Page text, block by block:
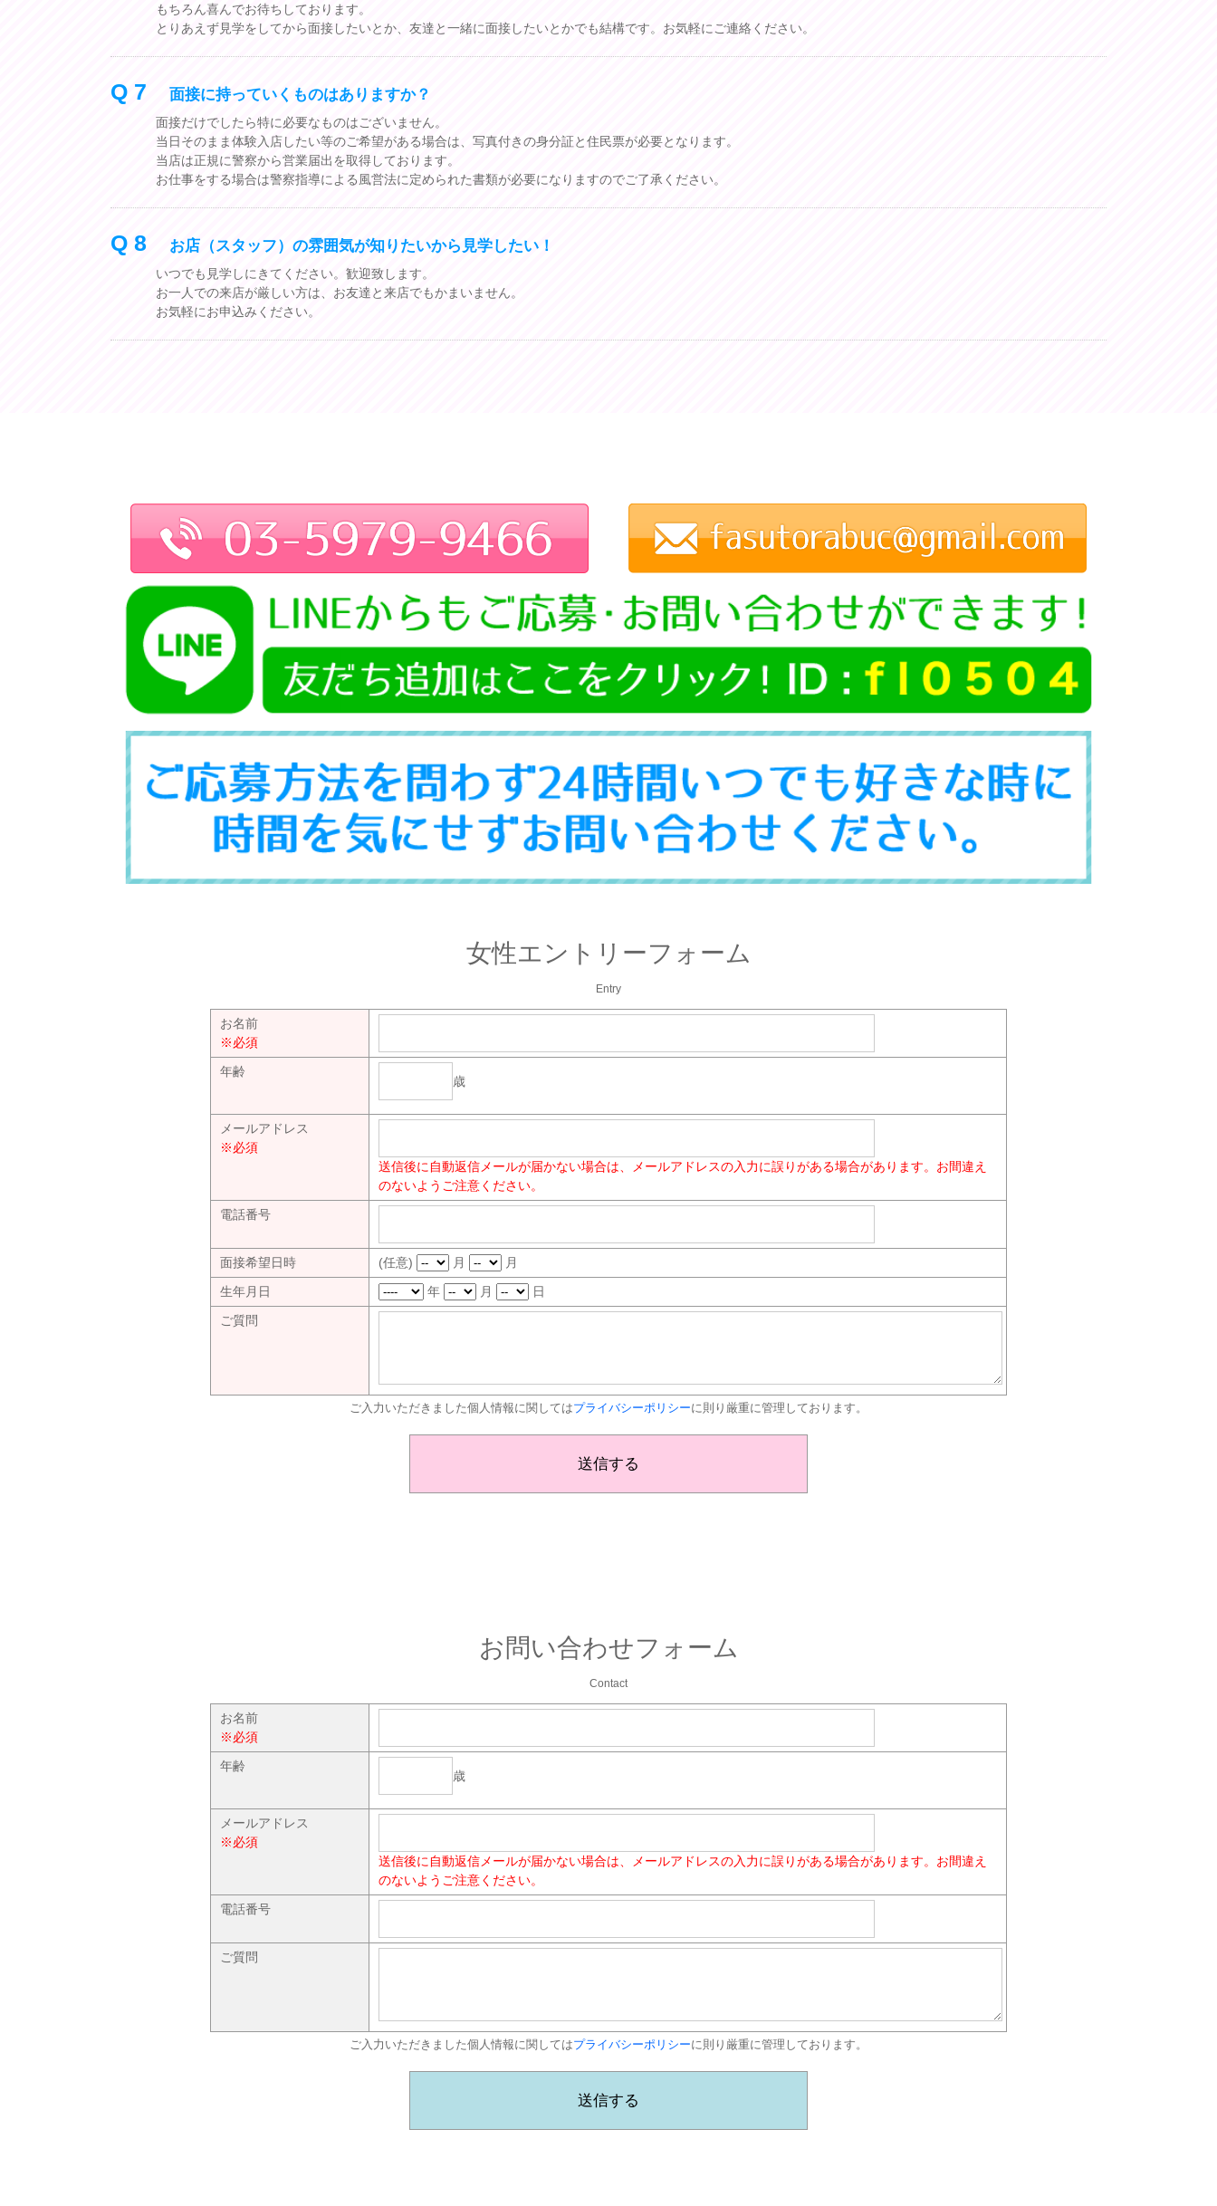
もちろん喜んでお待ちしております。
とりあえず見学をしてから面接したいとか、友達と一緒に面接したいとかでも結構です。お気軽にご連絡ください。
Q 7 面接に持っていくものはありますか？
面接だけでしたら特に必要なものはございません。
当日そのまま体験入店したい等のご希望がある場合は、写真付きの身分証と住民票が必要となります。
当店は正規に警察から営業届出を取得しております。
お仕事をする場合は警察指導による風営法に定められた書類が必要になりますのでご了承ください。
Q 8 お店（スタッフ）の雰囲気が知りたいから見学したい！
いつでも見学しにきてください。歓迎致します。
お一人での来店が厳しい方は、お友達と来店でもかまいません。
お気軽にお申込みください。
女性エントリーフォーム
Entry
お名前
※必須
年齢
歳
メールアドレス
※必須
送信後に自動返信メールが届かない場合は、メールアドレスの入力に誤りがある場合があります。お間違え
のないようご注意ください。
電話番号
面接希望日時 (任意) 月
月
生年月日
年 月
日
ご質問
ご入力いただきました個人情報に関してはプライバシーポリシーに則り厳重に管理しております。
お問い合わせフォーム
Contact
お名前
※必須
年齢
歳
メールアドレス
※必須
送信後に自動返信メールが届かない場合は、メールアドレスの入力に誤りがある場合があります。お間違え
のないようご注意ください。
電話番号
ご質問
ご入力いただきました個人情報に関してはプライバシーポリシーに則り厳重に管理しております。